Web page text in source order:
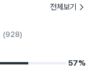
전체보기
(928)
57%